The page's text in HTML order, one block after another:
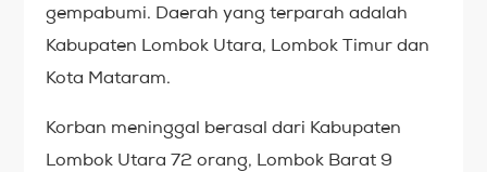
gempabumi. Daerah yang terparah adalah
Kabupaten Lombok Utara, Lombok Timur dan
Kota Mataram.
Korban meninggal berasal dari Kabupaten
Lombok Utara 72 orang, Lombok Barat 9